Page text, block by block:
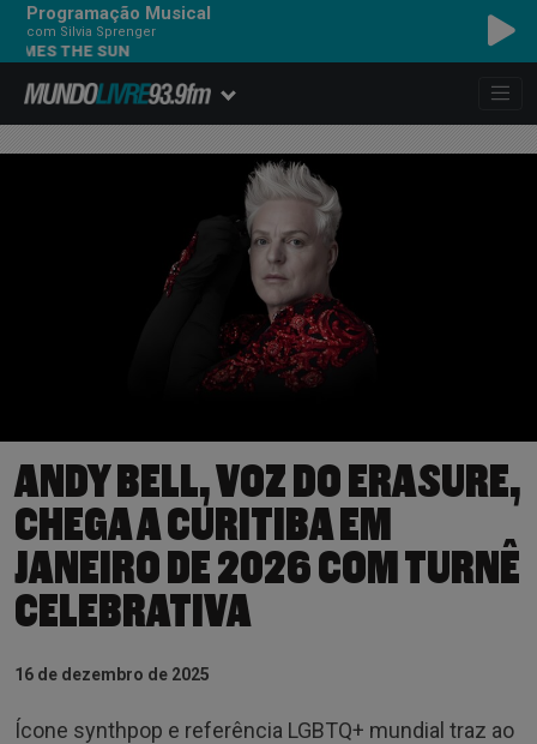
Programação Musical
com Silvia Sprenger
THE SUN
ANDY BELL, VOZ DO ERASURE,
CHEGA A CURITIBA EM
JANEIRO DE 2026 COM TURNÊ
CELEBRATIVA
16 de dezembro de 2025
Ícone synthpop e referência LGBTQ+ mundial traz ao